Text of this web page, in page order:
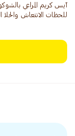
آيس كريم المراعي
للحظات الانتعاش والحلا